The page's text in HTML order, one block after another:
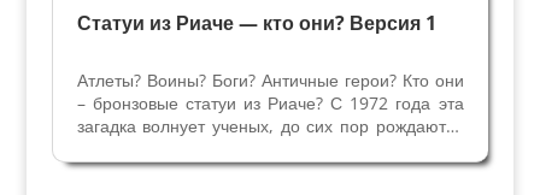
Статуи из Риаче — кто они? Версия 1
Атлеты? Воины? Боги? Античные герои? Кто они
– бронзовые статуи из Риаче? С 1972 года эта
загадка волнует ученых, до сих пор рождаются
мифами, изображениями и древними текстами.